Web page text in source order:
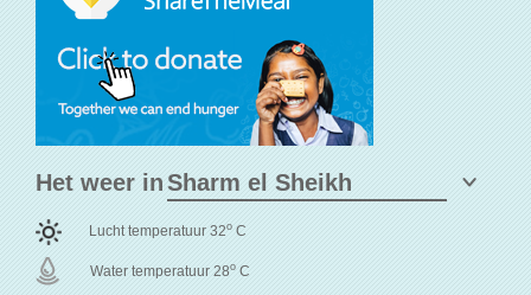
Het weer in
Lucht temperatuur 32o C
Water temperatuur 28o C